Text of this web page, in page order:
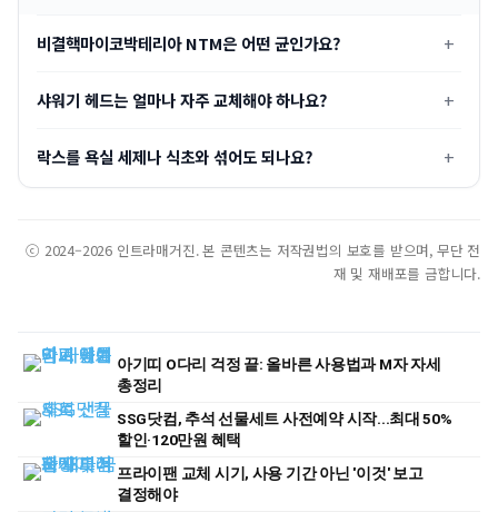
비결핵마이코박테리아 NTM은 어떤 균인가요?
샤워기 헤드는 얼마나 자주 교체해야 하나요?
락스를 욕실 세제나 식초와 섞어도 되나요?
ⓒ 2024–2026 인트라매거진. 본 콘텐츠는 저작권법의 보호를 받으며, 무단 전
재 및 재배포를 금합니다.
아기띠 O다리 걱정 끝: 올바른 사용법과 M자 자세
총정리
SSG닷컴, 추석 선물세트 사전예약 시작...최대 50%
할인·120만원 혜택
프라이팬 교체 시기, 사용 기간 아닌 '이것' 보고
결정해야